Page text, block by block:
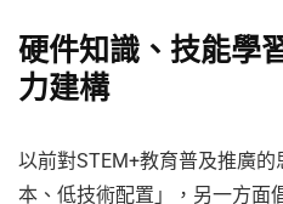
硬件知識、技能學
力建構
以前對STEM+教育普及推廣
本、低技術配置」，另一方面